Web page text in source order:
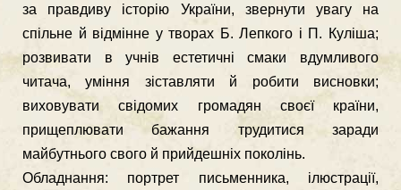
за прав­диву історію України, звернути увагу на
спільне й відмінне у творах Б. Лепкого і П. Куліша;
розви­вати в учнів естетичні смаки вдумливого
читача, уміння зіставляти й робити висновки;
виховувати свідомих громадян своєї країни,
прищеплювати ба­жання трудитися заради
майбутнього свого й при­йдешніх поколінь.
Обладнання: портрет письменника, ілюстрації,